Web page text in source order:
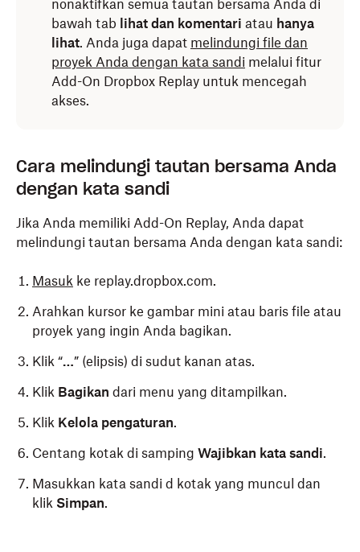
nonaktifkan semua tautan bersama Anda di
bawah tab lihat dan komentari atau hanya
lihat. Anda juga dapat melindungi file dan
proyek Anda dengan kata sandi melalui fitur
Add-On Dropbox Replay untuk mencegah
akses.
Cara melindungi tautan bersama Anda
dengan kata sandi
Jika Anda memiliki Add-On Replay, Anda dapat
melindungi tautan bersama Anda dengan kata sandi:
Masuk ke replay.dropbox.com.
Arahkan kursor ke gambar mini atau baris file atau
proyek yang ingin Anda bagikan.
Klik “…” (elipsis) di sudut kanan atas.
Klik Bagikan dari menu yang ditampilkan.
Klik Kelola pengaturan.
Centang kotak di samping Wajibkan kata sandi.
Masukkan kata sandi d kotak yang muncul dan
klik Simpan.